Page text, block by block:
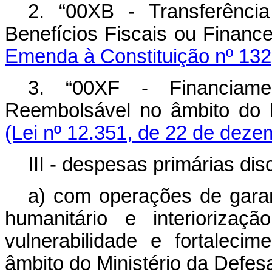
2. “00XB -
Benefícios Fiscais ou
Emenda à Constituição nº
3. “00XF -
Reembolsável no âmbito
(Lei nº 12.351, de 22 de
III - despesas primárias
a) com operações de
humanitário e
vulnerabilidade e
âmbito do Ministério da